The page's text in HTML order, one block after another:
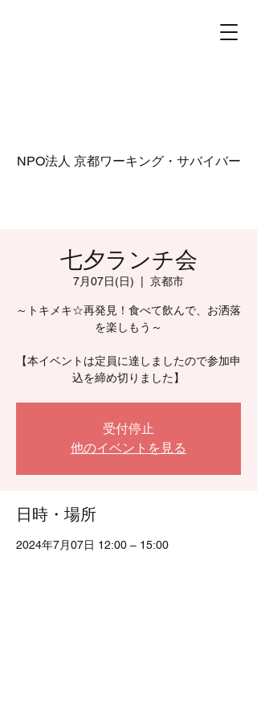
NPO法人 京都ワーキング・サバイバー
七夕ランチ会
7月07日(日) 京都市
～トキメキ☆再発見！食べて飲んで、お洒落
を楽しもう～
【本イベントは定員に達しましたので参加申
込を締め切りました】
受付停止
他のイベントを見る
日時・場所
2024年7月07日 12:00 – 15:00